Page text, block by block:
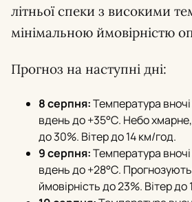
літньої спеки з високими
мінімальною ймовірністю
Прогноз на наступні дні:
8 серпня:Температура
вдень до +35°С. Небо
до 30%. Вітер до 14 км/год.
9 серпня:Температура
вдень до +28°С.
ймовірність до 23%. Вітер до